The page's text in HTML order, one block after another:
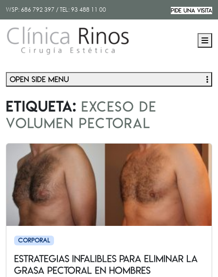
WSP: 686 792 397 / TEL:93 488 11 00 PIDE UNA VISITA
Etiqueta: exceso de
volumen pectoral
CORPORAL
Estrategias Infalibles para Eliminar la
Grasa Pectoral en Hombres
Open side menu